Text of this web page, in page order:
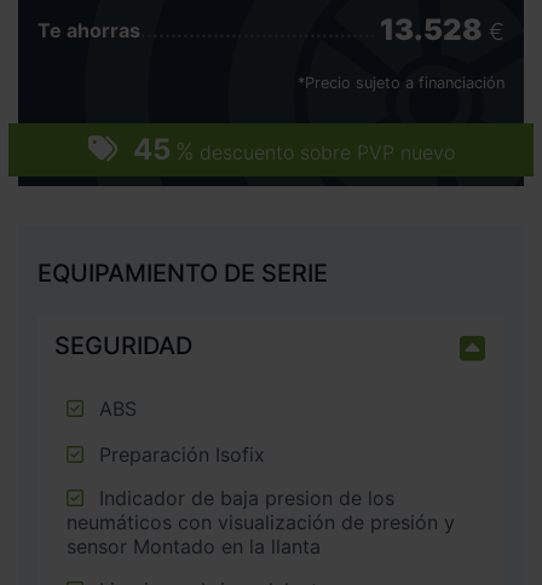
45 % descuento sobre PVP nuevo
Te ahorras 13.528 €
*Precio sujeto a financiación
EQUIPAMIENTO DE SERIE
SEGURIDAD
ABS
Preparación Isofix
neumáticos con visualización de presión y
sensor Montado en la llanta